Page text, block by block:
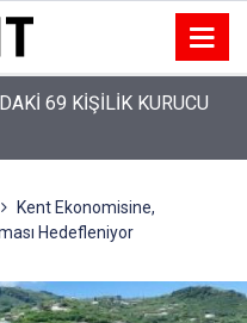
69 KİŞİLİK KURUCU
Kent Ekonomisine,
Hedefleniyor